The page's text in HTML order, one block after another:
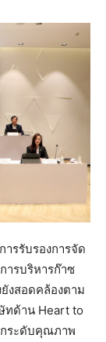
รรับรองการจัด
ารบริหารก๊าซ
งสอดคล้องตาม
ทด้าน Heart to
กระดับคุณภาพ